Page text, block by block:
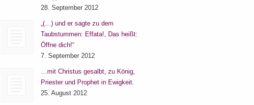
28. September 2012
„(…) und er sagte zu dem
Taubstummen: Effata!, Das heißt:
Öffne dich!“
7. September 2012
…mit Christus gesalbt, zu König,
Priester und Prophet in Ewigkeit.
25. August 2012